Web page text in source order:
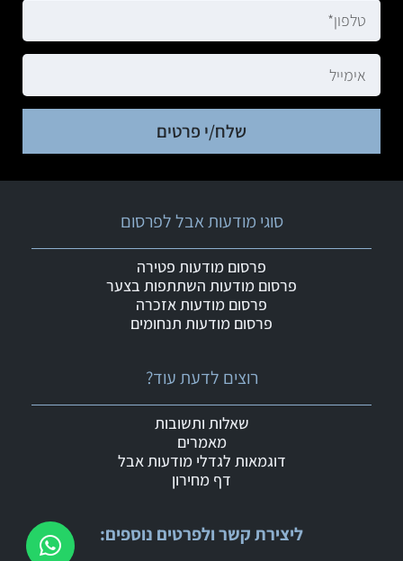
שלח/י פרטים
ליצירת קשר ולפרטים נוספים:
רוצים לדעת עוד?
שאלות ותשובות
מאמרים
דוגמאות לגדלי מודעות אבל
דף מחירון
סוגי מודעות אבל לפרסום
פרסום מודעות פטירה
פרסום מודעות השתתפות בצער
פרסום מודעות אזכרה
פרסום מודעות תנחומים